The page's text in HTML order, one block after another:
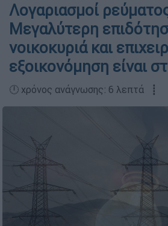
Λογαριασμοί
Μεγαλύτερη
νοικοκυριά και
εξοικονόμηση είναι
🕛 χρόνος ανάγνωσης: 6 λεπτά ┋